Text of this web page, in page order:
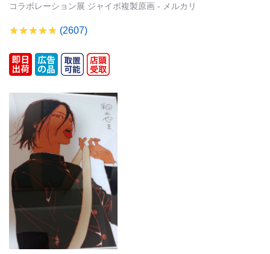
コラボレーション展 ジャイボ複製原画 - メルカリ
(2607)